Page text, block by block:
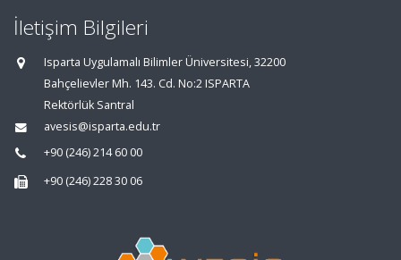
İletişim Bilgileri
Isparta Uygulamalı Bilimler Üniversitesi, 32200
Bahçelievler Mh. 143. Cd. No:2 ISPARTA
Rektörlük Santral
avesis@isparta.edu.tr
+90 (246) 214 60 00
+90 (246) 228 30 06